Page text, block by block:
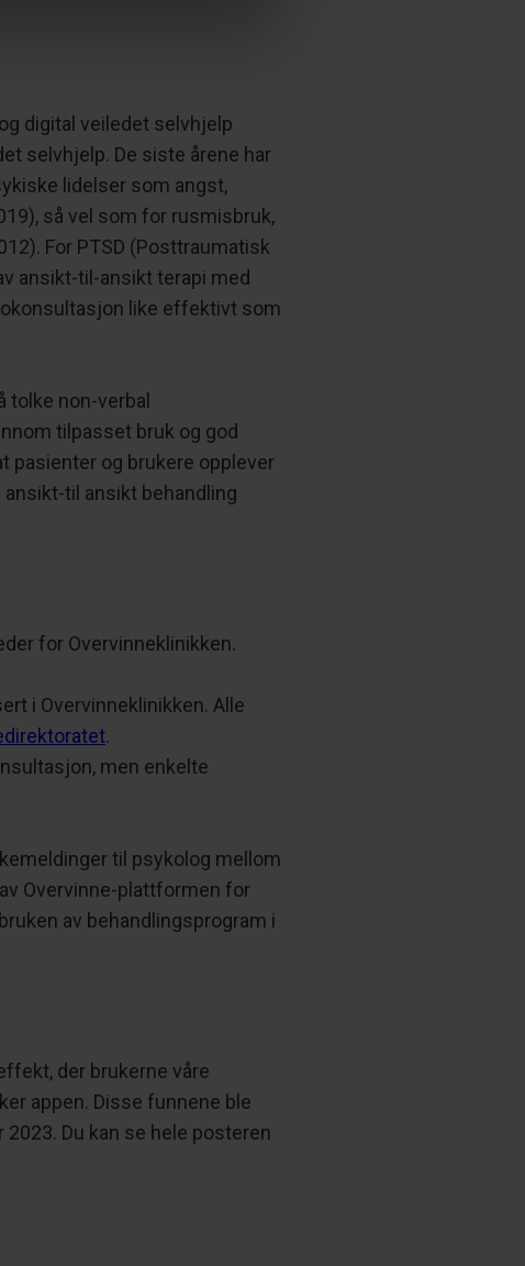
digital veiledet selvhjelp
selvhjelp. De siste årene har
lidelser som angst,
så vel som for rusmisbruk,
For PTSD (Posttraumatisk
ansikt-til-ansikt terapi med
like effektivt som
tolke non-verbal
tilpasset bruk og god
pasienter og brukere opplever
til ansikt behandling
for Overvinneklinikken.
i Overvinneklinikken. Alle
.
men enkelte
til psykolog mellom
Overvinne-plattformen for
av behandlingsprogram i
der brukerne våre
appen. Disse funnene ble
Du kan se hele posteren